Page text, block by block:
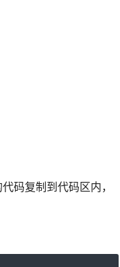
码复制到代码区内，